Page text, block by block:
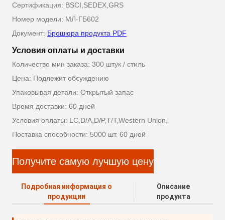
Сертификация: BSCI,SEDEX,GRS
Номер модели: МЛ-ГБ602
Документ: Брошюра продукта PDF
Условия оплаты и доставки
Количество мин заказа: 300 штук / стиль
Цена: Подлежит обсуждению
Упаковывая детали: Открытый запас
Время доставки: 60 дней
Условия оплаты: LC,D/A,D/P,T/T,Western Union,
Поставка способности: 5000 шт. 60 дней
Получите самую лучшую цену
Подробная информация о
продукции
Описание
продукта